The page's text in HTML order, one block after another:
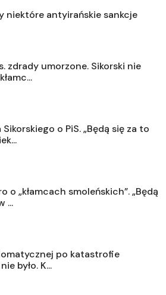
niektóre antyirańskie sankcje
zdrady umorzone. Sikorski nie
Sikorskiego o PiS. „Będą się za to
o „kłamcach smoleńskich”. „Będą
...
po katastrofie
było. K...